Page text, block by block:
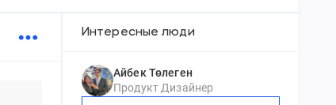
Интересные люди
Айбек Төлеген
Продукт Дизайнер